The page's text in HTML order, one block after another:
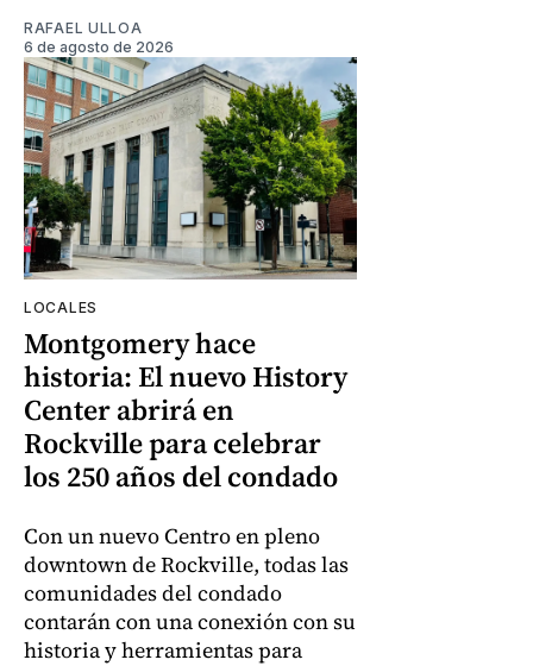
RAFAEL ULLOA
6 de agosto de 2026
LOCALES
Montgomery hace
historia: El nuevo History
Center abrirá en
Rockville para celebrar
los 250 años del condado
Con un nuevo Centro en pleno
downtown de Rockville, todas las
comunidades del condado
contarán con una conexión con su
historia y herramientas para